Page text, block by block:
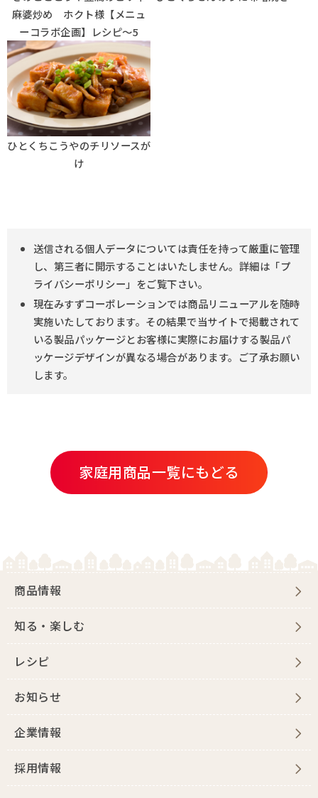
麻婆炒め ホクト様【メニュ
ーコラボ企画】レシピ～5
ひとくちこうやのチリソースが
け
送信される個人データについては責任を持って厳重に管理
し、第三者に開示することはいたしません。詳細は「プ
ライバシーポリシー」をご覧下さい。
現在みすずコーポレーションでは商品リニューアルを随時
実施いたしております。その結果で当サイトで掲載されて
いる製品パッケージとお客様に実際にお届けする製品パ
ッケージデザインが異なる場合があります。ご了承お願い
します。
家庭用商品一覧にもどる
商品情報
知る・楽しむ
レシピ
お知らせ
企業情報
採用情報